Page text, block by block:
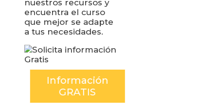
nuestros recursos y
encuentra el curso
que mejor se adapte
a tus necesidades.
Información
GRATIS